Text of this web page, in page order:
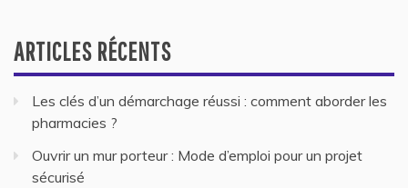
ARTICLES RÉCENTS
Les clés d’un démarchage réussi : comment aborder les
pharmacies ?
Ouvrir un mur porteur : Mode d’emploi pour un projet
sécurisé